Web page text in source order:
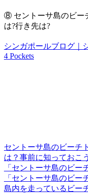
⑧ セントーサ島のビー
は?行き先は?
シンガポールブログ｜
4 Pockets
セントーサ島のビーチ
は？事前に知っておこ
「セントーサ島のビー
「セントーサ島のビ
島内を走っているビー